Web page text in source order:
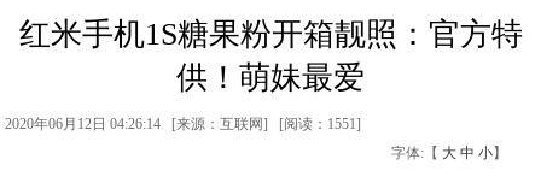
红米手机1S糖果粉开箱靓照：官方特
供！萌妹最爱
2020年06月12日 04:26:14 [来源：互联网] [阅读：1551]
字体:【 大 中 小】